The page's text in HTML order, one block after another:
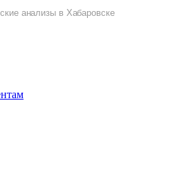
анализы в Хабаровске